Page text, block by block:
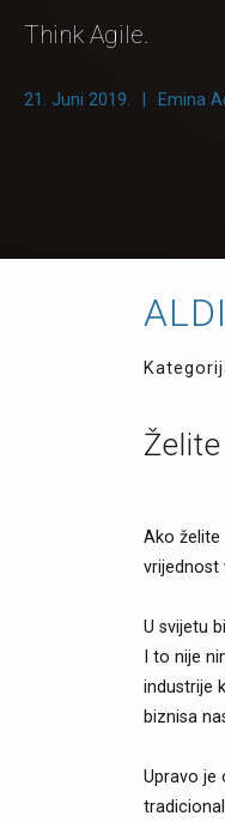
Think Agile.
21. Juni 2019. Emina
Ako
vrijednost
U svijetu
I to nije
industrije
biznisa
Upravo je